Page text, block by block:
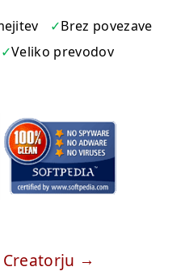
Brez povezave
Veliko prevodov
Creatorju